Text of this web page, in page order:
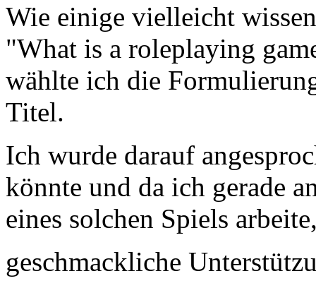
Wie einige vielleicht
"What is a roleplaying
wählte ich die
Titel.
Ich wurde darauf
könnte und da ich gerade
eines solchen Spiels
geschmackliche